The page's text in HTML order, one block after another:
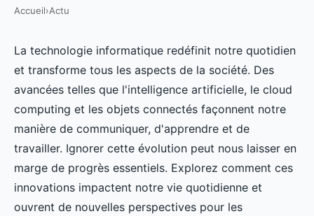
Accueil›Actu
La technologie informatique redéfinit notre quotidien
et transforme tous les aspects de la société. Des
avancées telles que l'intelligence artificielle, le cloud
computing et les objets connectés façonnent notre
manière de communiquer, d'apprendre et de
travailler. Ignorer cette évolution peut nous laisser en
marge de progrès essentiels. Explorez comment ces
innovations impactent notre vie quotidienne et
ouvrent de nouvelles perspectives pour les